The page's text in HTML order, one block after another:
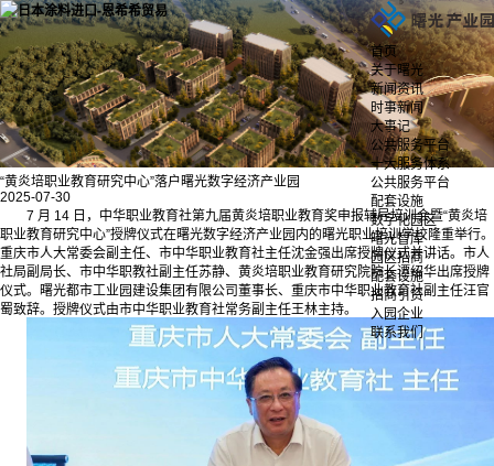
首页
关于曙光
新闻资讯
时事新闻
大事记
公共服务平台
十大服务体系
公共服务平台
配套设施
数字化园区
曙光智库
园区招商
配套设施
招商引资
入园企业
联系我们
“黄炎培职业教育研究中心”落户曙光数字经济产业园
2025-07-30
7 月 14 日，中华职业教育社第九届黄炎培职业教育奖申报辅导培训会暨“黄炎培
职业教育研究中心”授牌仪式在曙光数字经济产业园内的曙光职业培训学校隆重举行。
重庆市人大常委会副主任、市中华职业教育社主任沈金强出席授牌仪式并讲话。市人
社局副局长、市中华职教社副主任苏静、黄炎培职业教育研究院院长谭绍华出席授牌
仪式。曙光都市工业园建设集团有限公司董事长、重庆市中华职业教育社副主任汪官
蜀致辞。授牌仪式由市中华职业教育社常务副主任王林主持。